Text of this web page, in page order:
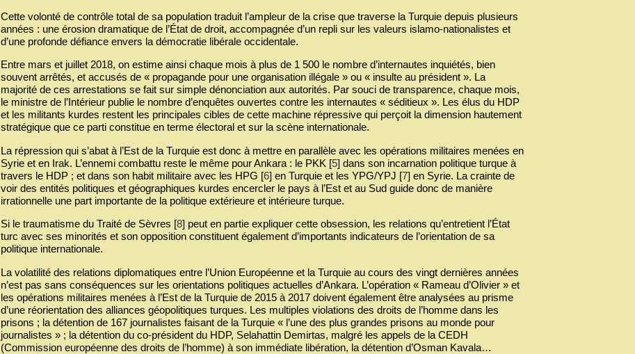
Cette volonté de contrôle total de sa population traduit l’ampleur de la crise que traverse la Turquie depuis plusieurs
années : une érosion dramatique de l’État de droit, accompagnée d’un repli sur les valeurs islamo-nationalistes et
d’une profonde défiance envers la démocratie libérale occidentale.
Entre mars et juillet 2018, on estime ainsi chaque mois à plus de 1 500 le nombre d’internautes inquiétés, bien
souvent arrêtés, et accusés de « propagande pour une organisation illégale » ou « insulte au président ». La
majorité de ces arrestations se fait sur simple dénonciation aux autorités. Par souci de transparence, chaque mois,
le ministre de l’Intérieur publie le nombre d’enquêtes ouvertes contre les internautes « séditieux ». Les élus du HDP
et les militants kurdes restent les principales cibles de cette machine répressive qui perçoit la dimension hautement
stratégique que ce parti constitue en terme électoral et sur la scène internationale.
La répression qui s’abat à l’Est de la Turquie est donc à mettre en parallèle avec les opérations militaires menées en
Syrie et en Irak. L’ennemi combattu reste le même pour Ankara : le PKK [5] dans son incarnation politique turque à
travers le HDP ; et dans son habit militaire avec les HPG [6] en Turquie et les YPG/YPJ [7] en Syrie. La crainte de
voir des entités politiques et géographiques kurdes encercler le pays à l’Est et au Sud guide donc de manière
irrationnelle une part importante de la politique extérieure et intérieure turque.
Si le traumatisme du Traité de Sèvres [8] peut en partie expliquer cette obsession, les relations qu’entretient l’État
turc avec ses minorités et son opposition constituent également d’importants indicateurs de l’orientation de sa
politique internationale.
La volatilité des relations diplomatiques entre l’Union Européenne et la Turquie au cours des vingt dernières années
n’est pas sans conséquences sur les orientations politiques actuelles d’Ankara. L’opération « Rameau d’Olivier » et
les opérations militaires menées à l’Est de la Turquie de 2015 à 2017 doivent également être analysées au prisme
d’une réorientation des alliances géopolitiques turques. Les multiples violations des droits de l’homme dans les
prisons ; la détention de 167 journalistes faisant de la Turquie « l’une des plus grandes prisons au monde pour
journalistes » ; la détention du co-président du HDP, Selahattin Demirtas, malgré les appels de la CEDH
(Commission européenne des droits de l’homme) à son immédiate libération, la détention d’Osman Kavala…